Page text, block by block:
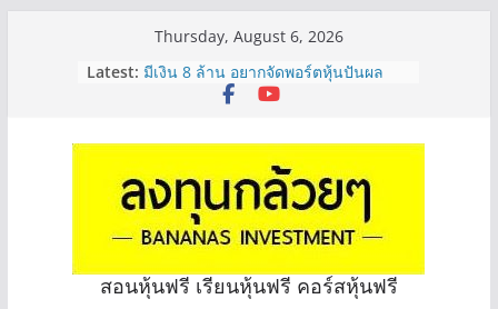
Thursday, August 6, 2026
Latest:
จะเลือกหุ้นแต่ละตัว ต้องดู Short –
Long ของหุ้นตัวนั้นๆไหมคะ? | Q&A
กล้วยๆ EP.1164
ระยะยาว อุตสาหกรรมไหนดี? | Q&A
หุ้นซอสภูเขาทอง Sauce เหมาะถือเป็น
หุ้นปันผลไหม? | Q&A กล้วยๆ EP.1166
OSP vs CBG vs ICHI ควร DCA ตัวไหน
ดี? | Q&A กล้วยๆ EP.1165
รีวิวงบกลุ่ม Bank หุ้นไหนเหมาะถือเอา
“ปันผล” | EP.175
สอนหุ้นฟรี เรียนหุ้นฟรี คอร์สหุ้นฟรี